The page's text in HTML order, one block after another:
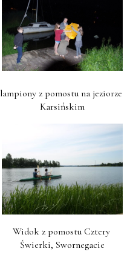
lampiony z pomostu na jeziorze
Karsińskim
Widok z pomostu Cztery
Świerki, Swornegacie